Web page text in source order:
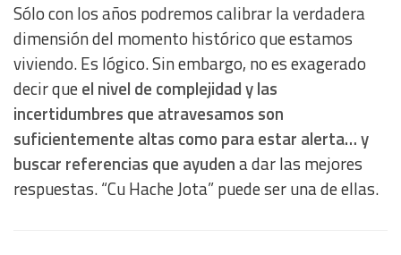
Sólo con los años podremos calibrar la verdadera
dimensión del momento histórico que estamos
viviendo. Es lógico. Sin embargo, no es exagerado
decir queel nivel de complejidad y las
incertidumbres que atravesamos son
suficientemente altas como para estar alerta… y
buscar referencias que ayudena dar las mejores
respuestas. “Cu Hache Jota” puede ser una de ellas.